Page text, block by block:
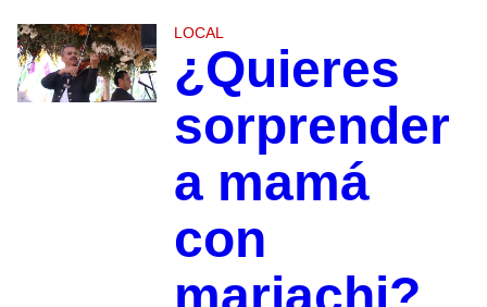
LOCAL
¿Quieres
sorprender
a mamá
con